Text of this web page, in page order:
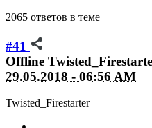
2065 ответов в теме
#41
Offline
29.05.2018 - 06:56 AM
Twisted_Firestarter